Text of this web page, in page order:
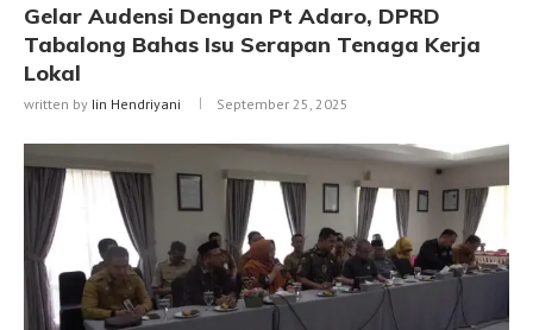
Gelar Audensi Dengan Pt Adaro, DPRD
Tabalong Bahas Isu Serapan Tenaga Kerja
Lokal
written by Iin Hendriyani September 25, 2025